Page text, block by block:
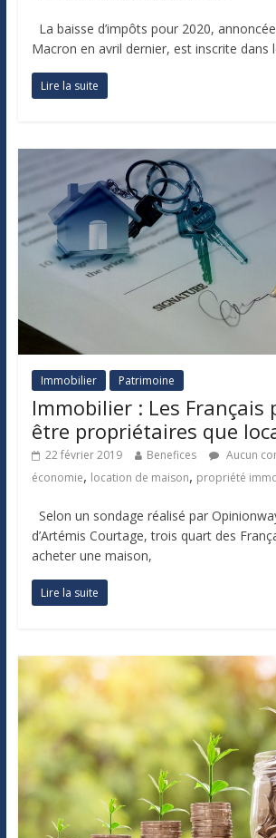
La baisse d’impôts pour 2020,
Macron en avril dernier, est inscrite dans
Lire la suite
Immobilier Patrimoine
Immobilier : Les Français
être propriétaires que
22 février 2019 Benefices
Aucun
économie, location de maison, propriété
Selon un sondage réalisé par
d’Artémis Courtage, trois quart des
acheter une maison,
Lire la suite